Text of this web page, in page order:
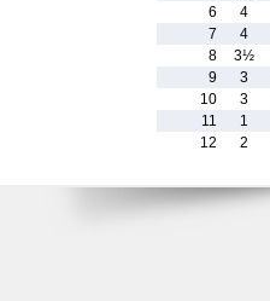
6
4
7
4
8
3½
9
3
10
3
11
1
12
2